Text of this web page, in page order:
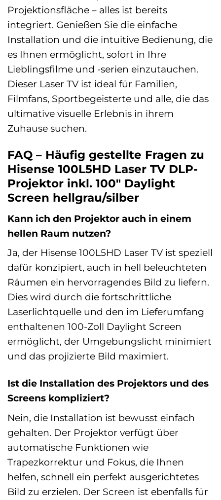
Projektionsfläche – alles ist bereits
integriert. Genießen Sie die einfache
Installation und die intuitive Bedienung, die
es Ihnen ermöglicht, sofort in Ihre
Lieblingsfilme und -serien einzutauchen.
Dieser Laser TV ist ideal für Familien,
Filmfans, Sportbegeisterte und alle, die das
ultimative visuelle Erlebnis in ihrem
Zuhause suchen.
FAQ – Häufig gestellte Fragen zu
Hisense 100L5HD Laser TV DLP-
Projektor inkl. 100″ Daylight
Screen hellgrau/silber
Kann ich den Projektor auch in einem
hellen Raum nutzen?
Ja, der Hisense 100L5HD Laser TV ist speziell
dafür konzipiert, auch in hell beleuchteten
Räumen ein hervorragendes Bild zu liefern.
Dies wird durch die fortschrittliche
Laserlichtquelle und den im Lieferumfang
enthaltenen 100-Zoll Daylight Screen
ermöglicht, der Umgebungslicht minimiert
und das projizierte Bild maximiert.
Ist die Installation des Projektors und des
Screens kompliziert?
Nein, die Installation ist bewusst einfach
gehalten. Der Projektor verfügt über
automatische Funktionen wie
Trapezkorrektur und Fokus, die Ihnen
helfen, schnell ein perfekt ausgerichtetes
Bild zu erzielen. Der Screen ist ebenfalls für